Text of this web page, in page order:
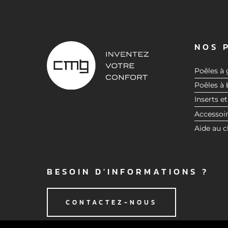
NOS
Poêles à
Poêles à
Inserts
Aide au
BESOIN D'INFORMATIONS ?
CONTACTEZ-NOUS